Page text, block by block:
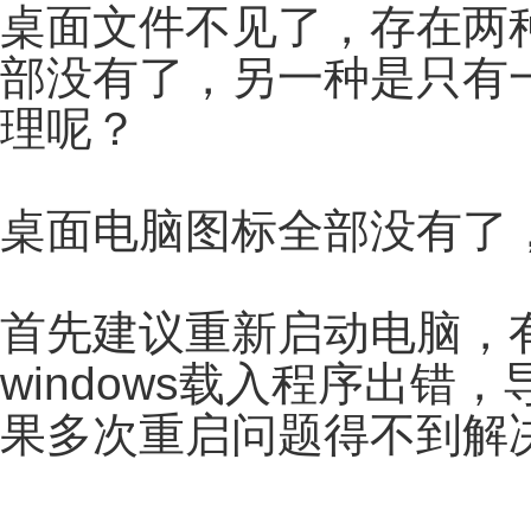
桌面文件不见了，存在两
部没有了，另一种是只有
理呢？
桌面电脑图标全部没有了
首先建议重新启动电脑，
windows载入程序出错，
果多次重启问题得不到解